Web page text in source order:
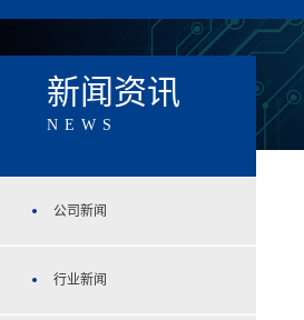
新闻资讯
NEWS
公司新闻
行业新闻